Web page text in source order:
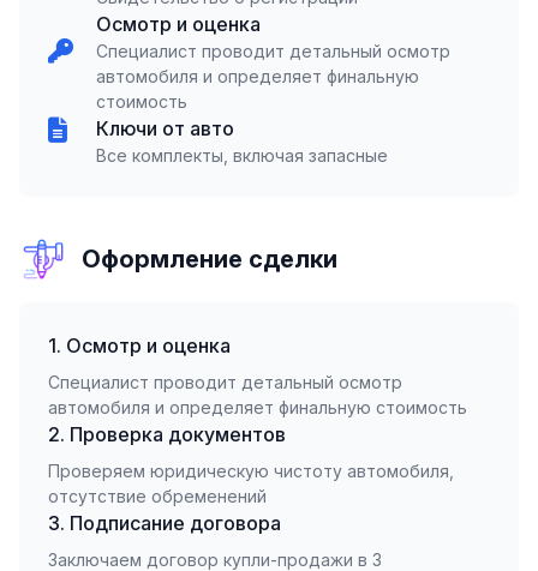
Осмотр и оценка
Специалист проводит детальный осмотр
автомобиля и определяет финальную
стоимость
Ключи от авто
Все комплекты, включая запасные
Оформление сделки
1. Осмотр и оценка
Специалист проводит детальный осмотр
автомобиля и определяет финальную стоимость
2. Проверка документов
Проверяем юридическую чистоту автомобиля,
отсутствие обременений
3. Подписание договора
Заключаем договор купли-продажи в 3